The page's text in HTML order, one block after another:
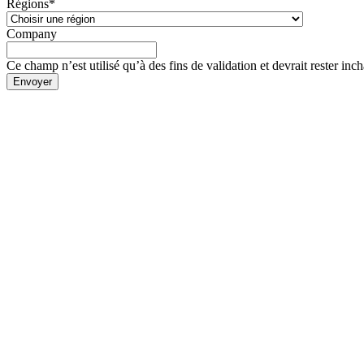
Régions*
Company
Ce champ n’est utilisé qu’à des fins de validation et devrait rester